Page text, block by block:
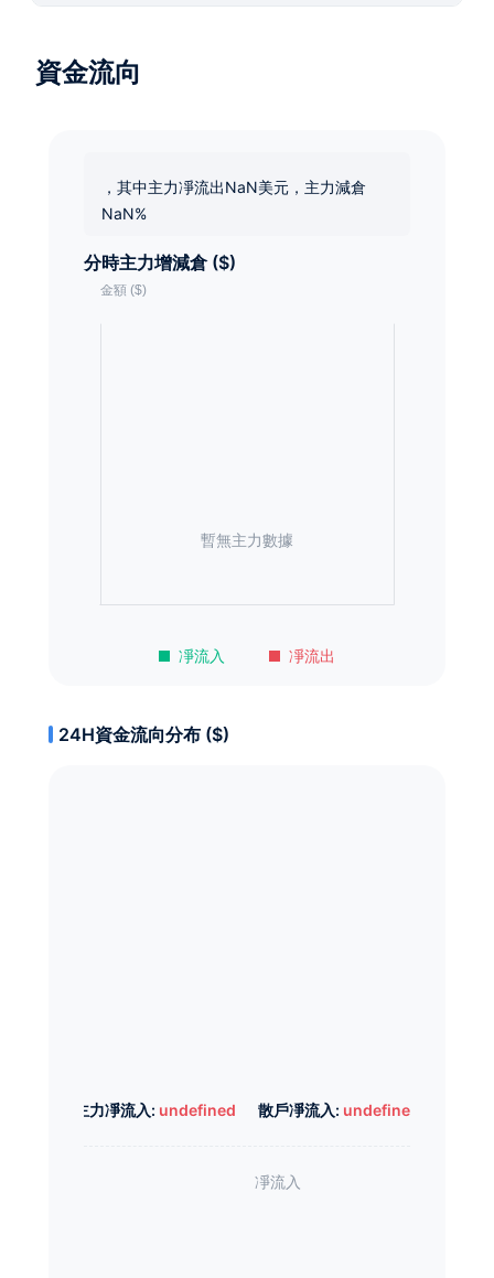
資金流向
，其中主力凈流出NaN美元，主力減倉
NaN%
分時主力增減倉 ($)
凈流入 凈流出
暫無主力數據
24H資金流向分布 ($)
主力凈流入: undefined 散戶凈流入: undefined